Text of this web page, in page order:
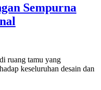
Sempurna
ruang tamu yang
keseluruhan desain dan